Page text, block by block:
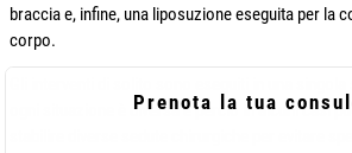
braccia e, infine, una liposuzione eseguita per la
corpo.
ogni situazione è diversa e perciò in alcuni casi
Prenota la tua